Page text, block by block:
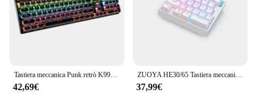
42,69€
ZUOYA HE30/65 Tastiera meccanica ad asse magnetico cablato 8k Trigger rapido Retroilluminazione RGB Tastiera personalizzata da gioco E-Sports
37,99€